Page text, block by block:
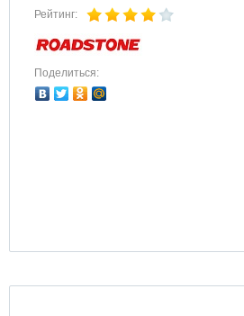
Рейтинг:
Поделиться: